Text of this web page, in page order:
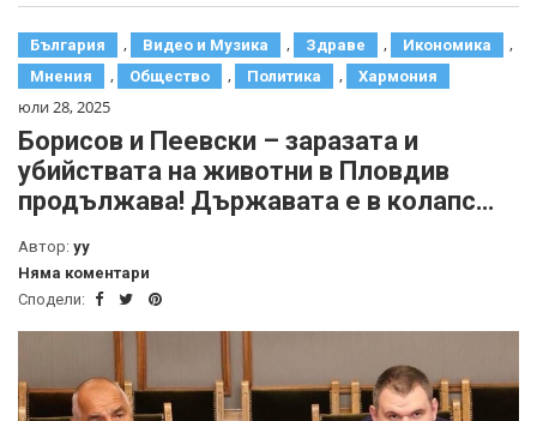
България , Видео и Музика , Здраве , Икономика ,
Мнения , Общество , Политика , Хармония
юли 28, 2025
Борисов и Пеевски – заразата и
убийствата на животни в Пловдив
продължава! Държавата е в колапс…
Автор: yy
Няма коментари
Сподели: